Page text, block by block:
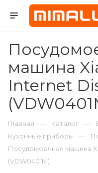
машина
Internet
Главная — Каталог —
Кухонные приборы —
Посудомоечная машина
(VDW0401M)